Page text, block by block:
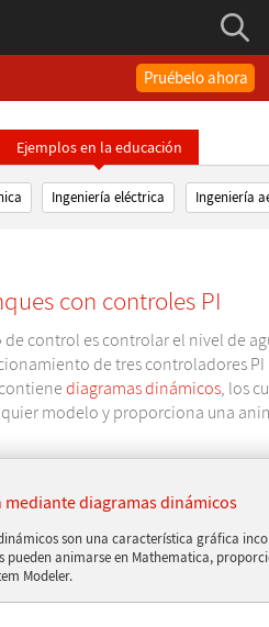
Pruébelo ahora
Ejemplos en la educación
Ingeniería eléctrica Ingeniería
con controles PI
control es controlar el nivel de
de tres controladores
diagramas dinámicos, los
modelo y proporciona una
mediante diagramas dinámicos
son una característica gráfica
pueden animarse en Mathematica,
Modeler.